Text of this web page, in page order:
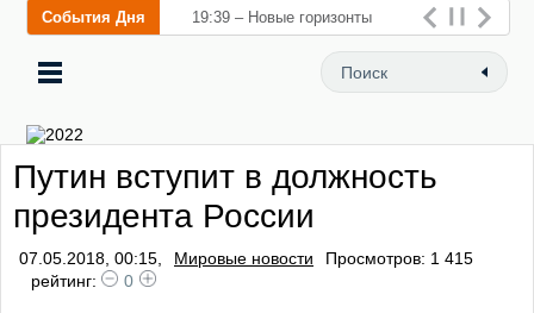
События Дня 19:39 – Новые горизонты
флебологии: в Москве
открылся «Городской центр
заболеваний вен и
профилактики тромбоза
Путин вступит в должность
президента России
07.05.2018, 00:15, Мировые новости
Просмотров: 1 415
рейтинг:
0